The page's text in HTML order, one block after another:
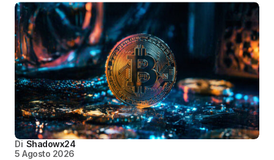
Di Shadowx24
5 Agosto 2026